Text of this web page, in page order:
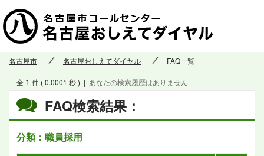
名古屋市 名古屋おしえてダイヤル FAQ一覧
FAQ検索結果：
分類：職員採用
全 1 件 ( 0.0001 秒 ) | あなたの検索履歴はありません